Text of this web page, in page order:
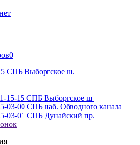
0
СПБ Выборгское ш.
15-15 СПБ Выборгское ш.
03-00 СПБ наб. Обводного канала
03-01 СПБ Дунайский пр.